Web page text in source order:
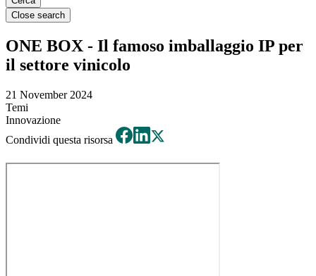
Close search
ONE BOX - Il famoso imballaggio IP per
il settore vinicolo
21 November 2024
Temi
Innovazione
Condividi questa risorsa